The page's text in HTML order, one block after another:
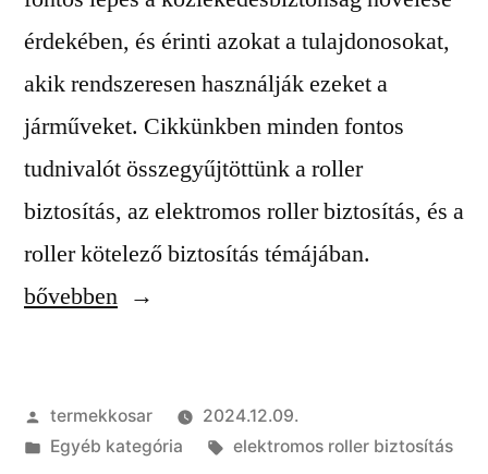
érdekében, és érinti azokat a tulajdonosokat,
akik rendszeresen használják ezeket a
járműveket. Cikkünkben minden fontos
tudnivalót összegyűjtöttünk a roller
biztosítás, az elektromos roller biztosítás, és a
roller kötelező biztosítás témájában.
bővebben
Szerző:
termekkosar
2024.12.09.
Kategória:
Egyéb kategória Címke:
elektromos roller biztosítás